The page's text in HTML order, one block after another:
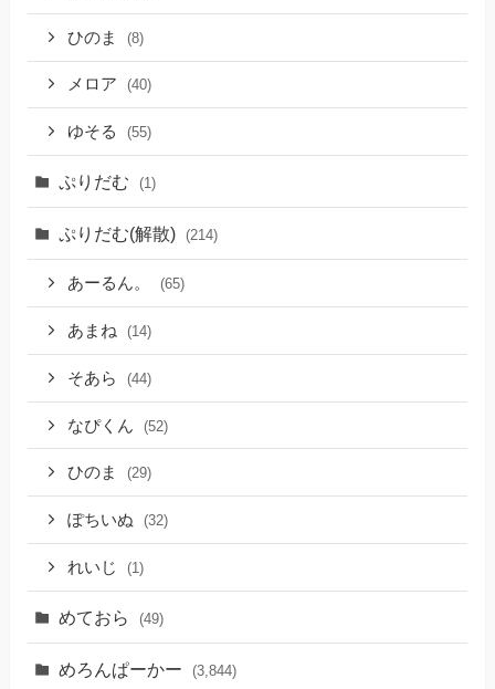
ひのま (8)
メロア (40)
ゆそる (55)
ぷりだむ (1)
ぷりだむ(解散) (214)
あーるん。 (65)
あまね (14)
そあら (44)
なぴくん (52)
ひのま (29)
ぽちいぬ (32)
れいじ (1)
めておら (49)
めろんぱーかー (3,844)